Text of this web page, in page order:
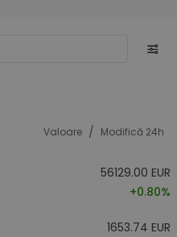
Valoare / Modifică 24h
56129.00 EUR
+0.80%
1653.74 EUR